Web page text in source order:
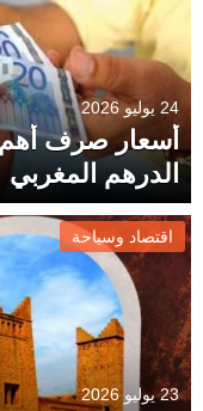
24 يوليو 2026
أسعار صرف أهم
الدرهم المغربي
اقتصاد وسياحة
23 يوليو 2026